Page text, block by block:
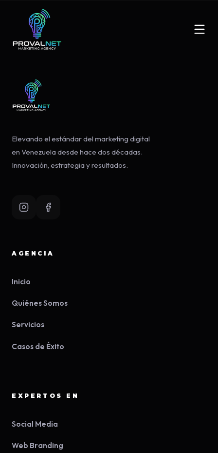
Elevando el estándar del marketing digital
en Venezuela desde hace dos décadas.
Innovación, estrategia y resultados.
AGENCIA
Inicio
Quiénes Somos
Servicios
Casos de Éxito
EXPERTOS EN
Social Media
Web Branding